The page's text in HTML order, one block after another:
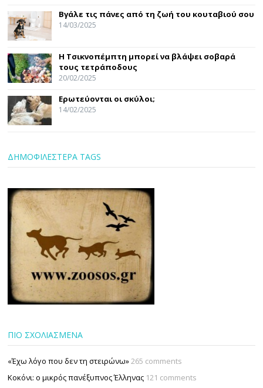
Βγάλε τις πάνες από τη ζωή του κουταβιού σου
14/03/2025
Η Τσικνοπέμπτη μπορεί να βλάψει σοβαρά
τους τετράποδους
20/02/2025
Ερωτεύονται οι σκύλοι;
14/02/2025
ΔΗΜΟΦΙΛΕΣΤΕΡΑ TAGS
ΠΙΟ ΣΧΟΛΙΑΣΜΕΝΑ
«Έχω λόγο που δεν τη στειρώνω»265 comments
Κοκόνι: ο μικρός πανέξυπνος Έλληνας 121 comments